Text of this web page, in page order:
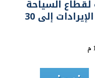
السياحة
في مصر مع توقعات بوصول الإيرادات إلى 30